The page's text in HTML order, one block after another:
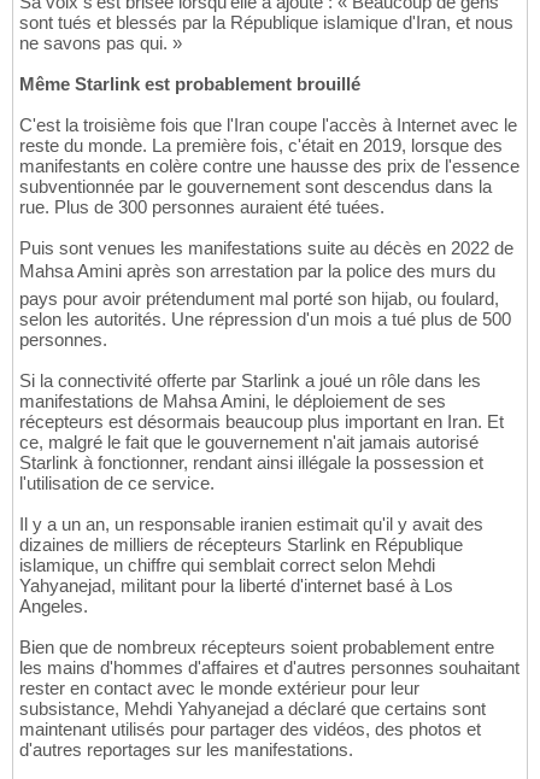
sont tués et blessés par la République islamique d'Iran, et nous
ne savons pas qui. »
Même Starlink est probablement brouillé
C'est la troisième fois que l'Iran coupe l'accès à Internet avec le
reste du monde. La première fois, c'était en 2019, lorsque des
manifestants en colère contre une hausse des prix de l'essence
subventionnée par le gouvernement sont descendus dans la
rue. Plus de 300 personnes auraient été tuées.
Puis sont venues les manifestations suite au décès en 2022 de
Mahsa Amini après son arrestation par la police des murs du
pays pour avoir prétendument mal porté son hijab, ou foulard,
selon les autorités. Une répression d'un mois a tué plus de 500
personnes.
Si la connectivité offerte par Starlink a joué un rôle dans les
manifestations de Mahsa Amini, le déploiement de ses
récepteurs est désormais beaucoup plus important en Iran. Et
ce, malgré le fait que le gouvernement n'ait jamais autorisé
Starlink à fonctionner, rendant ainsi illégale la possession et
l'utilisation de ce service.
Il y a un an, un responsable iranien estimait qu'il y avait des
dizaines de milliers de récepteurs Starlink en République
islamique, un chiffre qui semblait correct selon Mehdi
Yahyanejad, militant pour la liberté d'internet basé à Los
Angeles.
Bien que de nombreux récepteurs soient probablement entre
les mains d'hommes d'affaires et d'autres personnes souhaitant
rester en contact avec le monde extérieur pour leur
subsistance, Mehdi Yahyanejad a déclaré que certains sont
maintenant utilisés pour partager des vidéos, des photos et
d'autres reportages sur les manifestations.